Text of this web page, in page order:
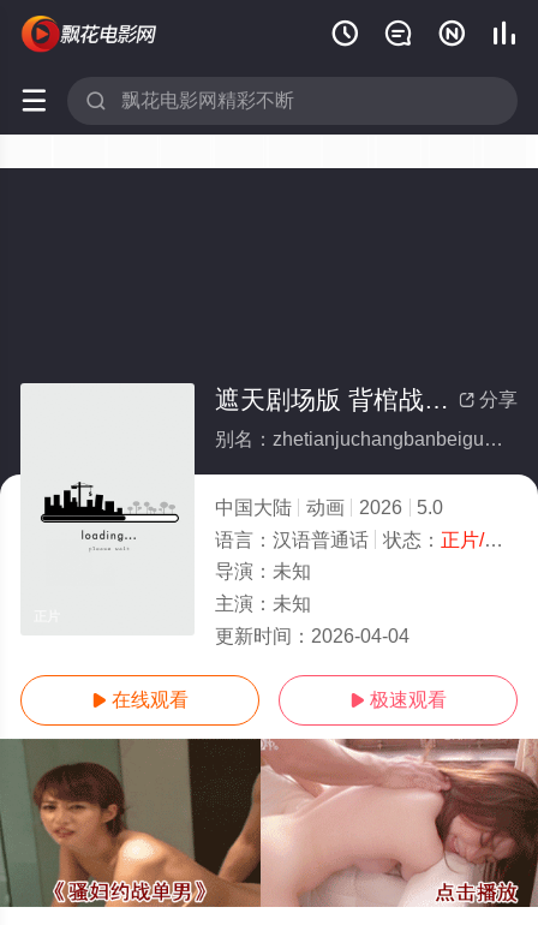
   
 
 分享
遮天剧场版 背棺战王腾
别名：zhetianjuchangbanbeiguanzhanwangteng
中国大陆 动画 2026
5.0
语言： 汉语普通话 状态： 正片/高清
导演： 未知
主演： 未知
更新时间： 2026-04-04
 在线观看  极速观看